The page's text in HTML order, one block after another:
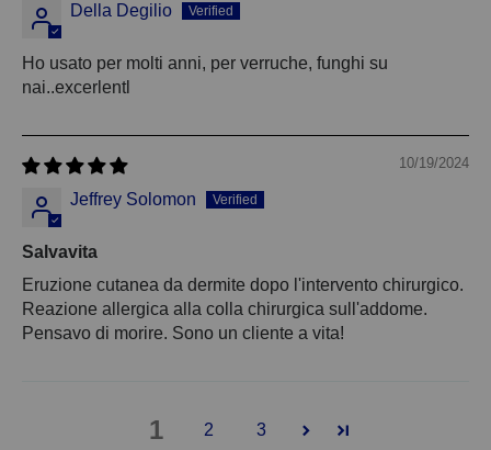
Della Degilio
Ho usato per molti anni, per verruche, funghi su
nai..excerlentl
10/19/2024
Jeffrey Solomon
Salvavita
Eruzione cutanea da dermite dopo l'intervento chirurgico.
Reazione allergica alla colla chirurgica sull'addome.
Pensavo di morire. Sono un cliente a vita!
1 2 3